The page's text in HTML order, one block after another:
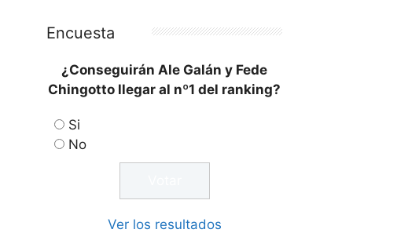
Encuesta
¿Conseguirán Ale Galán y Fede
Chingotto llegar al nº1 del ranking?
Si
No
Ver los resultados